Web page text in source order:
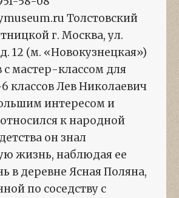
Толстовский
г. Москва, ул.
12 (м. «Новокузнецкая»)
мастер-классом для
классов Лев Николаевич
интересом и
к народной
он знал
жизнь, наблюдая ее
в деревне Ясная Поляна,
по соседству с